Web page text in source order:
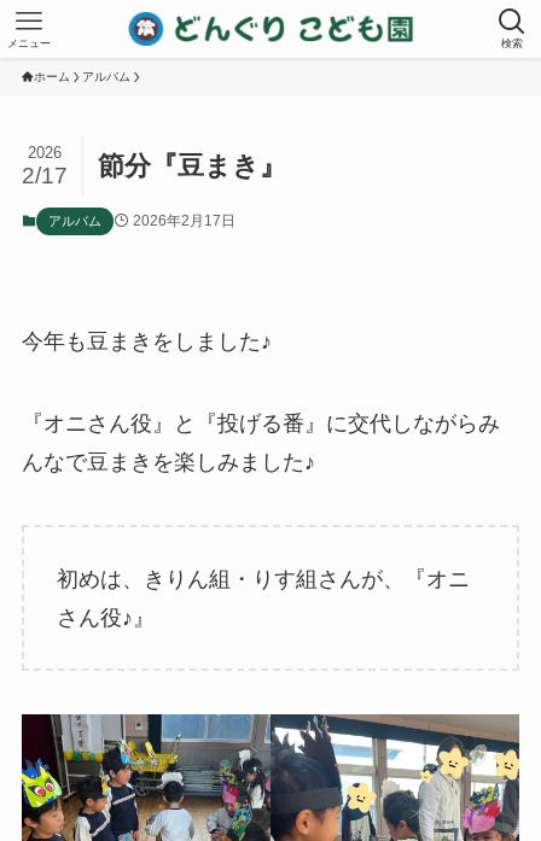
検索
メニュー
ホーム アルバム
節分『豆まき』
2026
2/17
アルバム 2026年2月17日
今年も豆まきをしました♪
『オニさん役』と『投げる番』に交代しながらみ
んなで豆まきを楽しみました♪
初めは、きりん組・りす組さんが、『オニ
さん役♪』